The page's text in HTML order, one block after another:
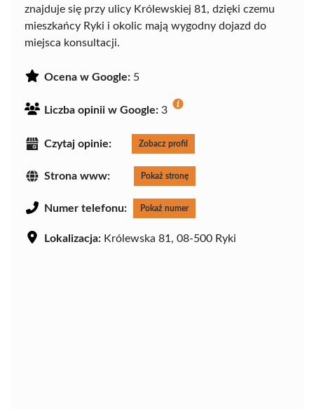
znajduje się przy ulicy Królewskiej 81, dzięki czemu
mieszkańcy Ryki i okolic mają wygodny dojazd do
miejsca konsultacji.
Ocena w Google: 5
Liczba opinii w Google: 3
Czytaj opinie: Zobacz profil
Strona www: Pokaż stronę
Numer telefonu: Pokaż numer
Lokalizacja: Królewska 81, 08-500 Ryki